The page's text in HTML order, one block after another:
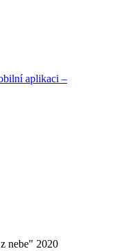
aplikaci –
nebe" 2020